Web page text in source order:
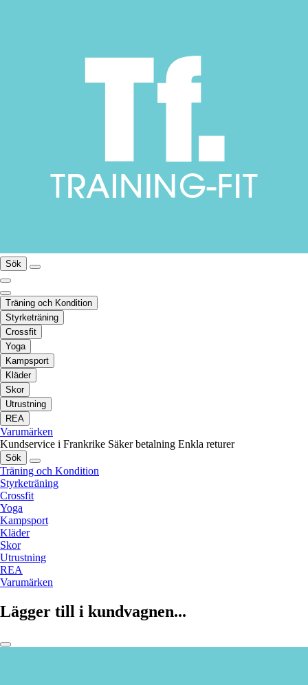
Sök
Träning och Kondition
Styrketräning
Crossfit
Yoga
Kampsport
Kläder
Skor
Utrustning
REA
Varumärken
Kundservice i Frankrike Säker betalning Enkla returer
Sök
Träning och Kondition
Styrketräning
Crossfit
Yoga
Kampsport
Kläder
Skor
Utrustning
REA
Varumärken
Lägger till i kundvagnen...